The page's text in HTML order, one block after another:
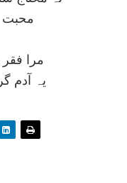
محبت
مرا
يہ آدم